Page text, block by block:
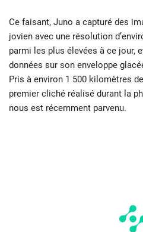
Ce faisant, Juno a capturé des
jovien avec une résolution
parmi les plus élevées à ce jour,
données sur son enveloppe
Pris à environ 1 500 kilomètres
premier cliché réalisé durant la
nous est récemment parvenu.